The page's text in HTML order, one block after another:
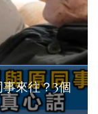
來往？3個